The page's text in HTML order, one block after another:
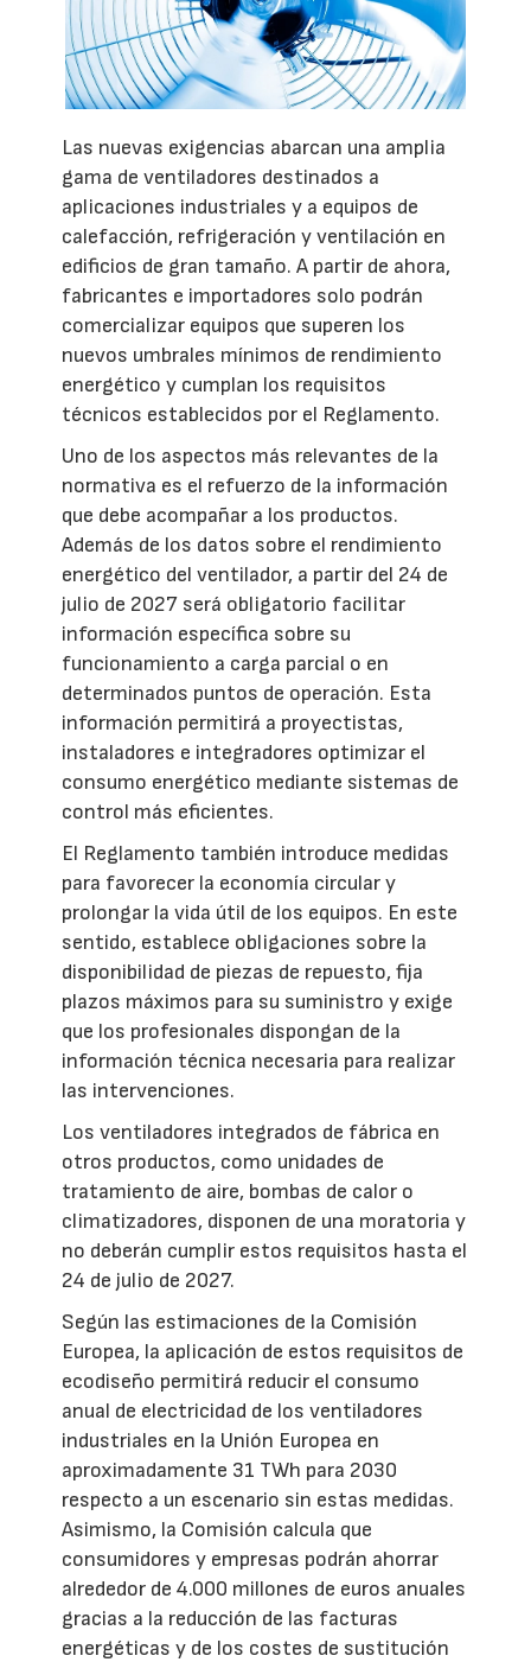
Las nuevas exigencias abarcan una amplia
gama de ventiladores destinados a
aplicaciones industriales y a equipos de
calefacción, refrigeración y ventilación en
edificios de gran tamaño. A partir de ahora,
fabricantes e importadores solo podrán
comercializar equipos que superen los
nuevos umbrales mínimos de rendimiento
energético y cumplan los requisitos
técnicos establecidos por el Reglamento.
Uno de los aspectos más relevantes de la
normativa es el refuerzo de la información
que debe acompañar a los productos.
Además de los datos sobre el rendimiento
energético del ventilador, a partir del 24 de
julio de 2027 será obligatorio facilitar
información específica sobre su
funcionamiento a carga parcial o en
determinados puntos de operación. Esta
información permitirá a proyectistas,
instaladores e integradores optimizar el
consumo energético mediante sistemas de
control más eficientes.
El Reglamento también introduce medidas
para favorecer la economía circular y
prolongar la vida útil de los equipos. En este
sentido, establece obligaciones sobre la
disponibilidad de piezas de repuesto, fija
plazos máximos para su suministro y exige
que los profesionales dispongan de la
información técnica necesaria para realizar
las intervenciones.
Los ventiladores integrados de fábrica en
otros productos, como unidades de
tratamiento de aire, bombas de calor o
climatizadores, disponen de una moratoria y
no deberán cumplir estos requisitos hasta el
24 de julio de 2027.
Según las estimaciones de la Comisión
Europea, la aplicación de estos requisitos de
ecodiseño permitirá reducir el consumo
anual de electricidad de los ventiladores
industriales en la Unión Europea en
aproximadamente 31 TWh para 2030
respecto a un escenario sin estas medidas.
Asimismo, la Comisión calcula que
consumidores y empresas podrán ahorrar
alrededor de 4.000 millones de euros anuales
gracias a la reducción de las facturas
energéticas y de los costes de sustitución